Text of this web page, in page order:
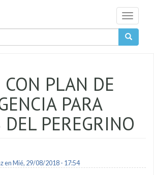
Toggle
PLAN DE
PARA
DEL PEREGRINO
en Mié, 29/08/2018 - 17:54